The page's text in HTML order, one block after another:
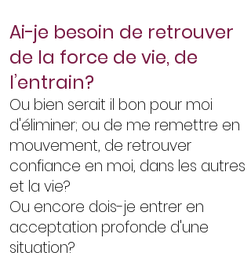
Ai-je besoin de retrouver
de la force de vie, de
l’entrain?
Ou bien serait il bon pour moi
d'éliminer; ou de me remettre en
mouvement, de retrouver
confiance en moi, dans les autres
et la vie?
Ou encore dois-je entrer en
acceptation profonde d'une
situation?